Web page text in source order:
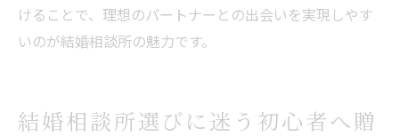
けることで、理想のパートナーとの出会いを実現しやす
いのが結婚相談所の魅力です。
結婚相談所選びに迷う初心者へ贈